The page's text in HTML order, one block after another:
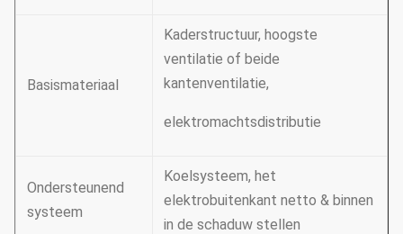
Basismateriaal
Kaderstructuur, hoogste
ventilatie of beide
kantenventilatie,
elektromachtsdistributie
Ondersteunend
systeem
Koelsysteem, het
elektrobuitenkant netto & binnen
in de schaduw stellen